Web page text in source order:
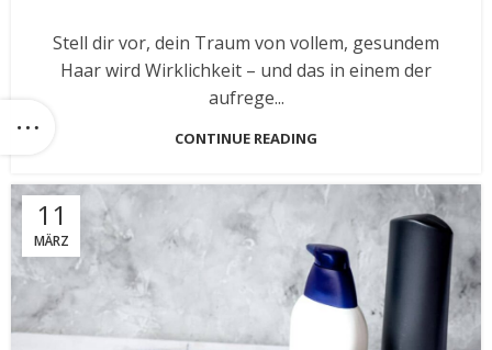
Stell dir vor, dein Traum von vollem, gesundem
Haar wird Wirklichkeit – und das in einem der
aufrege...
CONTINUE READING
11
MÄRZ